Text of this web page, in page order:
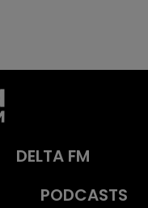
DELTA FM
PODCASTS